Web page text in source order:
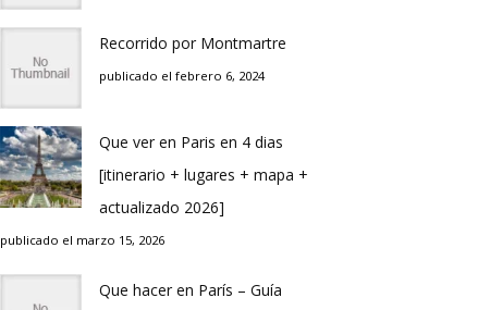
Recorrido por Montmartre
publicado el febrero 6, 2024
Que ver en Pari­s en 4 di­as
[itinerario + lugares + mapa +
actualizado 2026]
publicado el marzo 15, 2026
Que hacer en Parí­s – Guí­a